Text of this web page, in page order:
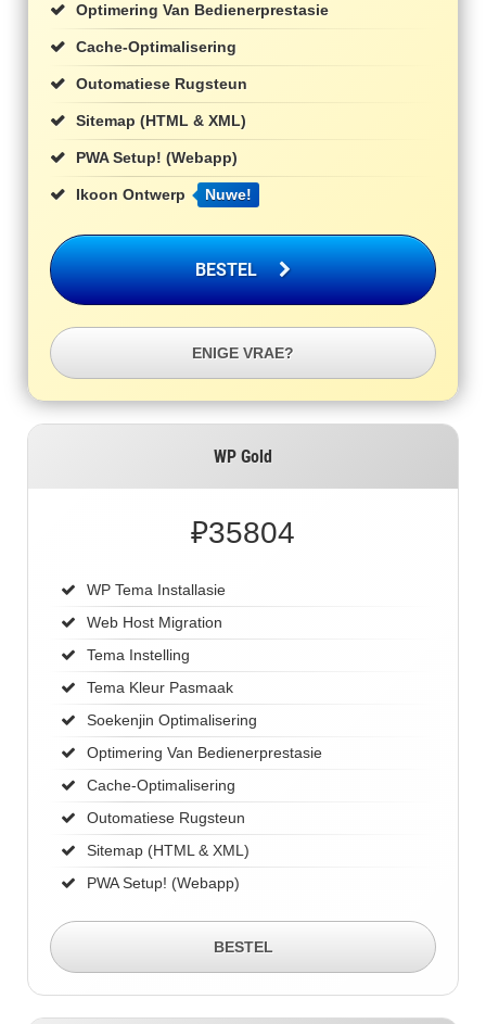
Optimering Van Bedienerprestasie
Cache-Optimalisering
Outomatiese Rugsteun
Sitemap (HTML & XML)
PWA Setup! (Webapp)
Ikoon Ontwerp Nuwe!
BESTEL
ENIGE VRAE?
WP Gold
₽35804
WP Tema Installasie
Web Host Migration
Tema Instelling
Tema Kleur Pasmaak
Soekenjin Optimalisering
Optimering Van Bedienerprestasie
Cache-Optimalisering
Outomatiese Rugsteun
Sitemap (HTML & XML)
PWA Setup! (Webapp)
BESTEL